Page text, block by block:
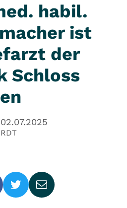
habil.
ist
der
Schloss
02.07.2025